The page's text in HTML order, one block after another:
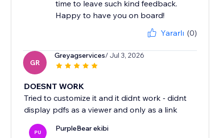
time to leave such kind feedback.
Happy to have you on board!
Yararlı (0)
GR
Greyagservices/ Jul 3, 2026
DOESNT WORK
Tried to customize it and it didnt work - didnt
display pdfs as a viewer and only as a link
PU PurpleBear ekibi